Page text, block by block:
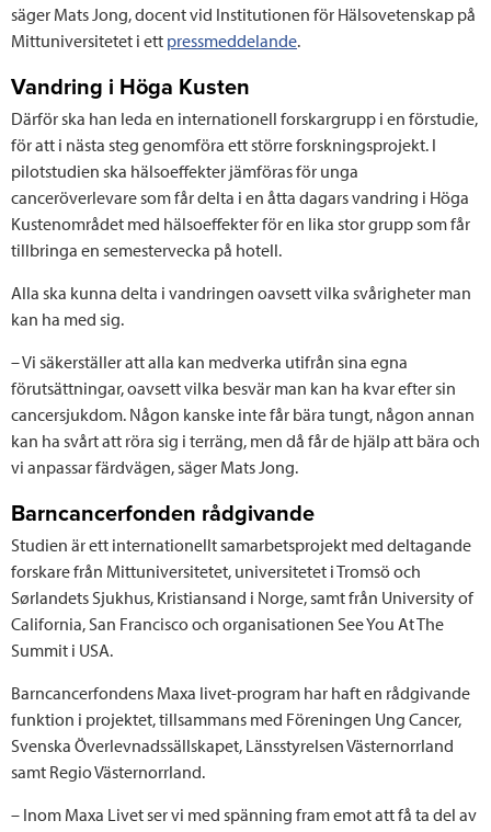
säger Mats Jong, docent vid Institutionen för Hälsovetenskap på
Mittuniversitetet i ett pressmeddelande.
Vandring i Höga Kusten
Därför ska han leda en internationell forskargrupp i en förstudie,
för att i nästa steg genomföra ett större forskningsprojekt. I
pilotstudien ska hälsoeffekter jämföras för unga
canceröverlevare som får delta i en åtta dagars vandring i Höga
Kustenområdet med hälsoeffekter för en lika stor grupp som får
tillbringa en semestervecka på hotell.
Alla ska kunna delta i vandringen oavsett vilka svårigheter man
kan ha med sig.
– Vi säkerställer att alla kan medverka utifrån sina egna
förutsättningar, oavsett vilka besvär man kan ha kvar efter sin
cancersjukdom. Någon kanske inte får bära tungt, någon annan
kan ha svårt att röra sig i terräng, men då får de hjälp att bära och
vi anpassar färdvägen, säger Mats Jong.
Barncancerfonden rådgivande
Studien är ett internationellt samarbetsprojekt med deltagande
forskare från Mittuniversitetet, universitetet i Tromsö och
Sørlandets Sjukhus, Kristiansand i Norge, samt från University of
California, San Francisco och organisationen See You At The
Summit i USA.
Barncancerfondens Maxa livet-program har haft en rådgivande
funktion i projektet, tillsammans med Föreningen Ung Cancer,
Svenska Överlevnadssällskapet, Länsstyrelsen Västernorrland
samt Regio Västernorrland.
– Inom Maxa Livet ser vi med spänning fram emot att få ta del av